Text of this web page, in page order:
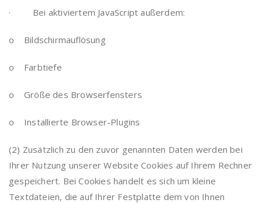
· Bei aktiviertem JavaScript außerdem:
o Bildschirmauflösung
o Farbtiefe
o Größe des Browserfensters
o Installierte Browser-Plugins
(2) Zusätzlich zu den zuvor genannten Daten werden bei
Ihrer Nutzung unserer Website Cookies auf Ihrem Rechner
gespeichert. Bei Cookies handelt es sich um kleine
Textdateien, die auf Ihrer Festplatte dem von Ihnen